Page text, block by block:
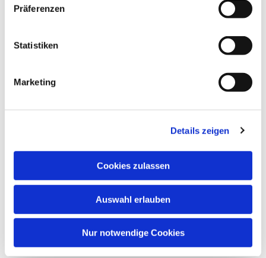
Präferenzen
Statistiken
Marketing
Details zeigen
Cookies zulassen
Auswahl erlauben
Nur notwendige Cookies
Tempelhof-Buckow
Gottesdienste
Taufe, Kommunion & Trauung
Pfarreileben